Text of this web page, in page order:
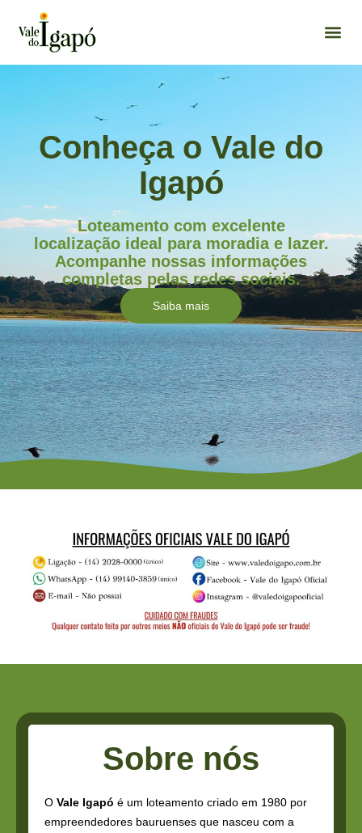
Conheça o Vale do
Igapó
Loteamento com excelente
localização ideal para moradia e lazer.
Acompanhe nossas informações
completas pelas redes sociais.
Saiba mais
Sobre nós
O Vale Igapó é um loteamento criado em 1980 por
empreendedores bauruenses que nasceu com a